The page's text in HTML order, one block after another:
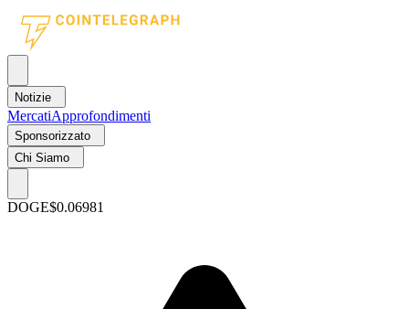
Notizie
MercatiApprofondimenti
Sponsorizzato
Chi Siamo
DOGE$0.06981